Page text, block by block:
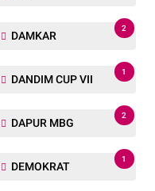
DAMKAR
2
DANDIM CUP VII
1
DAPUR MBG
2
DEMOKRAT
1